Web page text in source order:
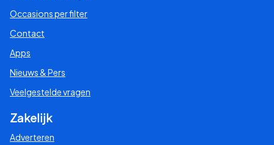
Occasions per filter
Contact
Apps
Nieuws & Pers
Veelgestelde vragen
Zakelijk
Adverteren